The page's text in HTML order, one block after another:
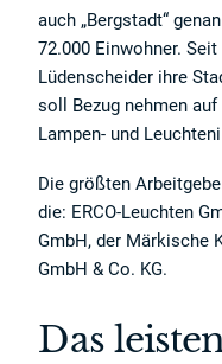
auch „Bergstadt“
72.000 Einwohner.
Lüdenscheider ihre
soll Bezug nehmen
Lampen- und
Die größten
die: ERCO-Leuchten
GmbH, der Märkische
GmbH & Co. KG.
Das